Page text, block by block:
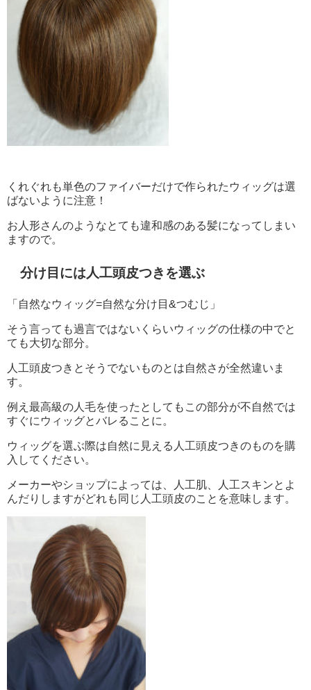
くれぐれも単色のファイバーだけで作られたウィッグは選
ばないように注意！
お人形さんのようなとても違和感のある髪になってしまい
ますので。
分け目には人工頭皮つきを選ぶ
「自然なウィッグ=自然な分け目&つむじ」
そう言っても過言ではないくらいウィッグの仕様の中でと
ても大切な部分。
人工頭皮つきとそうでないものとは自然さが全然違いま
す。
例え最高級の人毛を使ったとしてもこの部分が不自然では
すぐにウィッグとバレることに。
ウィッグを選ぶ際は自然に見える人工頭皮つきのものを購
入してください。
メーカーやショップによっては、人工肌、人工スキンとよ
んだりしますがどれも同じ人工頭皮のことを意味します。